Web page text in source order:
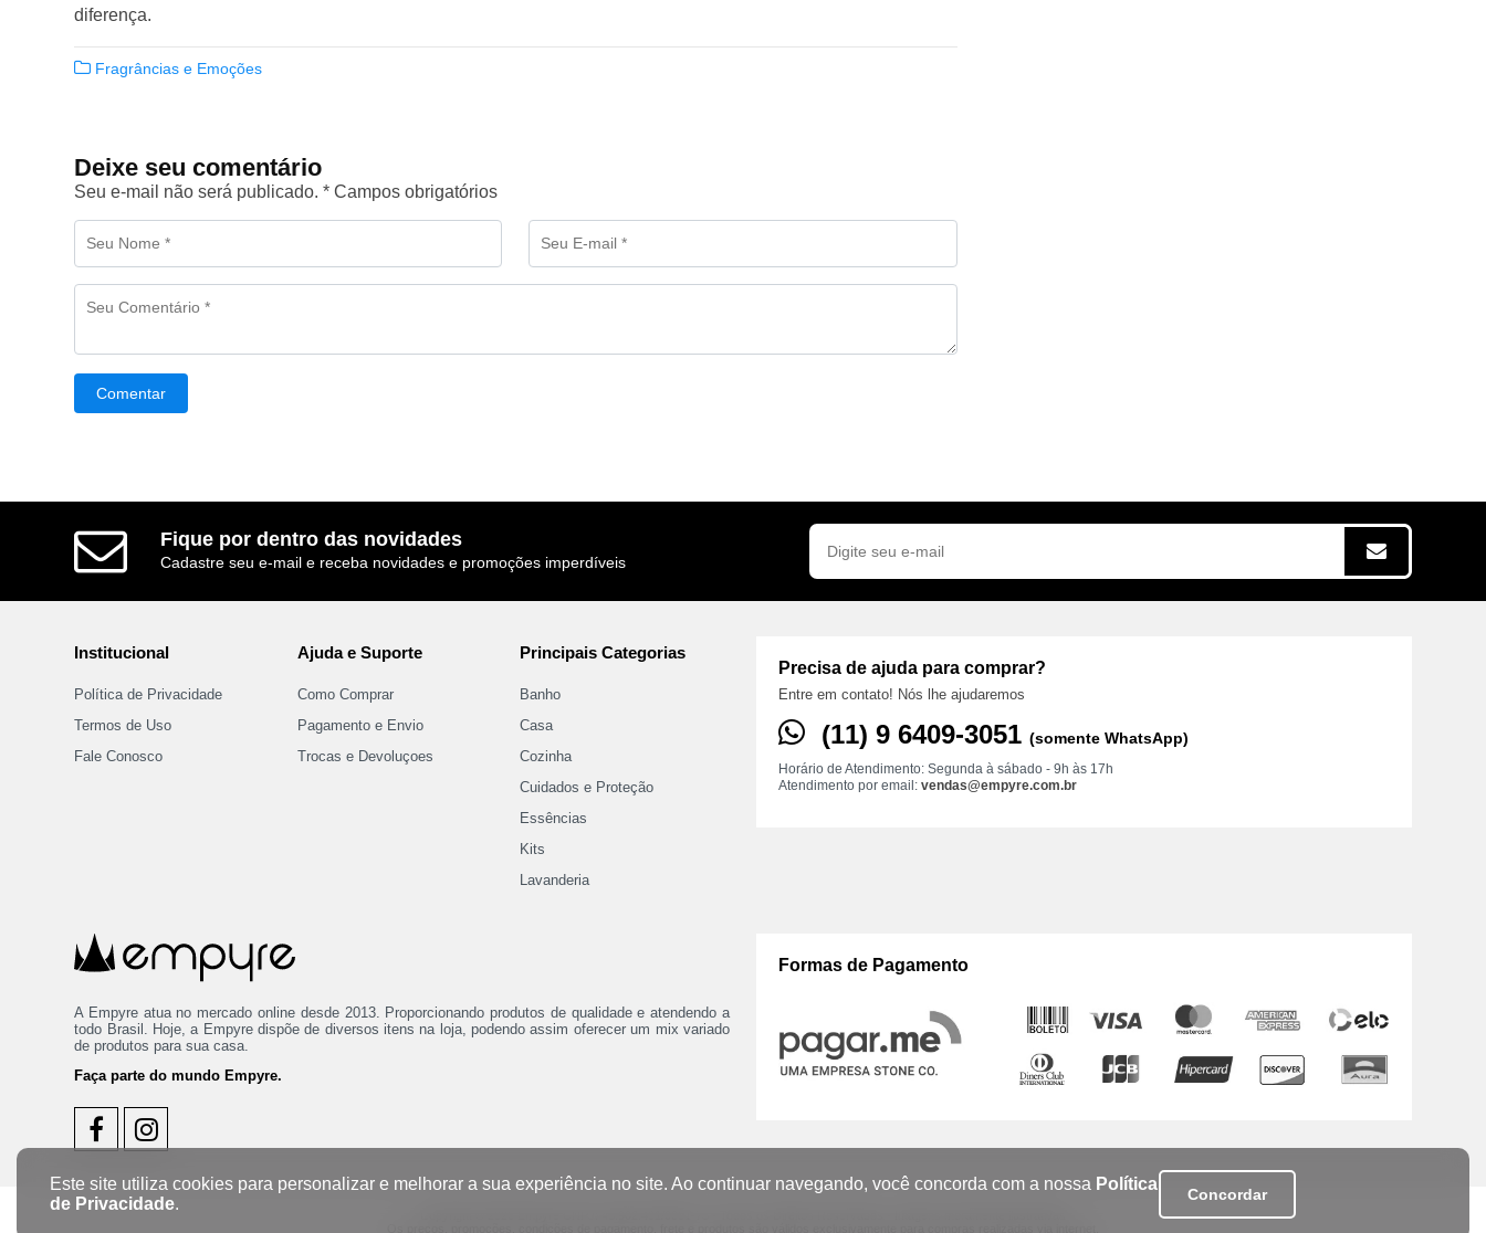
diferença.
Fragrâncias e Emoções
Deixe seu comentário
Seu e-mail não será publicado. * Campos obrigatórios
Comentar
Fique por dentro das novidades
Cadastre seu e-mail e receba novidades e promoções imperdíveis
Institucional
Política de Privacidade
Termos de Uso
Fale Conosco
Ajuda e Suporte
Como Comprar
Pagamento e Envio
Trocas e Devoluçoes
Principais Categorias
Banho
Casa
Cozinha
Cuidados e Proteção
Essências
Kits
Lavanderia
Precisa de ajuda para comprar?
Entre em contato! Nós lhe ajudaremos
(11) ‪9 6409‑3051(somente WhatsApp)
Horário de Atendimento: Segunda à sábado - 9h às 17h
Atendimento por email:vendas@empyre.com.br
A Empyre atua no mercado online desde 2013. Proporcionando produtos de qualidade e atendendo a
todo Brasil. Hoje, a Empyre dispõe de diversos itens na loja, podendo assim oferecer um mix variado
de produtos para sua casa.
Faça parte do mundo Empyre.
Formas de Pagamento
Este site utiliza cookies para personalizar e melhorar a sua experiência no site. Ao continuar navegando, você concorda com a nossa Política
de Privacidade. Concordar